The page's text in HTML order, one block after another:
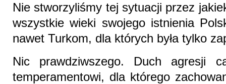
Nie stworzyliśmy tej sytuacji przez
wszystkie wieki swojego istnienia
nawet Turkom, dla których była tylko
Nic prawdziwszego. Duch agresji
temperamentowi, dla którego